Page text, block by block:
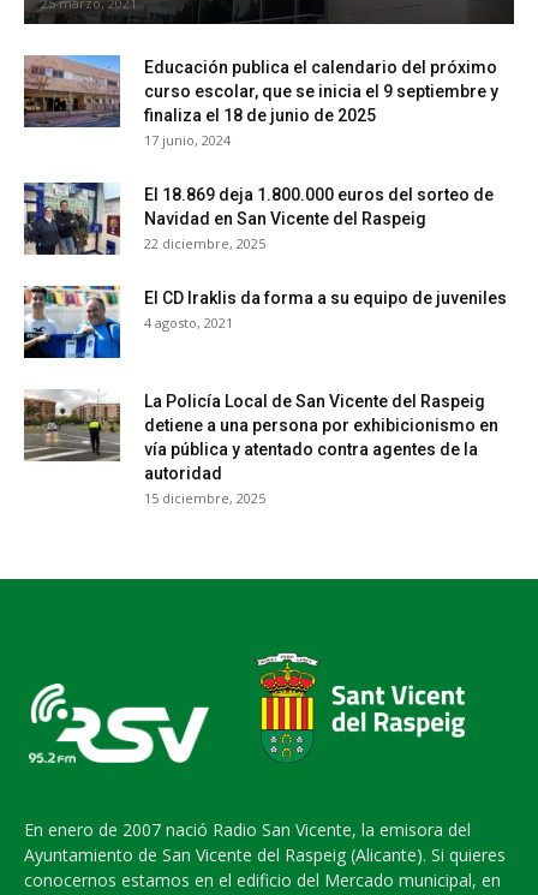
Educación publica el calendario del próximo
curso escolar, que se inicia el 9 septiembre y
finaliza el 18 de junio de 2025
17 junio, 2024
El 18.869 deja 1.800.000 euros del sorteo de
Navidad en San Vicente del Raspeig
22 diciembre, 2025
El CD Iraklis da forma a su equipo de juveniles
4 agosto, 2021
La Policía Local de San Vicente del Raspeig
detiene a una persona por exhibicionismo en
vía pública y atentado contra agentes de la
autoridad
15 diciembre, 2025
En enero de 2007 nació Radio San Vicente, la emisora del
Ayuntamiento de San Vicente del Raspeig (Alicante). Si quieres
conocernos estamos en el edificio del Mercado municipal, en